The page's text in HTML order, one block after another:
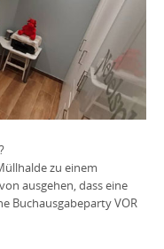
zu einem
ausgehen, dass eine
Buchausgabeparty VOR